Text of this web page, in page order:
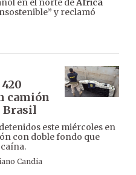
en el norte deÁfrica
y reclamó
camión
Brasil
este miércoles en
con doble fondo que
Candia